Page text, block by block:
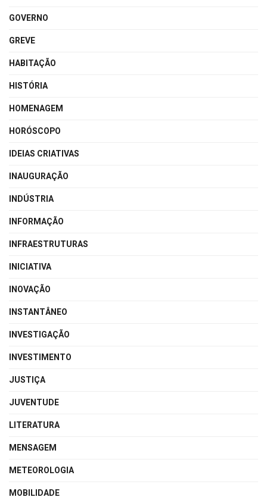
GOVERNO
GREVE
HABITAÇÃO
HISTÓRIA
HOMENAGEM
HORÓSCOPO
IDEIAS CRIATIVAS
INAUGURAÇÃO
INDÚSTRIA
INFORMAÇÃO
INFRAESTRUTURAS
INICIATIVA
INOVAÇÃO
INSTANTÂNEO
INVESTIGAÇÃO
INVESTIMENTO
JUSTIÇA
JUVENTUDE
LITERATURA
MENSAGEM
METEOROLOGIA
MOBILIDADE